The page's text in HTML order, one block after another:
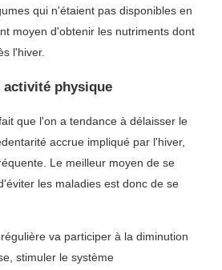
qui n'étaient pas disponibles en
moyen d'obtenir les nutriments dont
l'hiver.
physique
que l'on a tendance à délaisser le
accrue impliqué par l'hiver,
Le meilleur moyen de se
les maladies est donc de se
va participer à la diminution
stimuler le système